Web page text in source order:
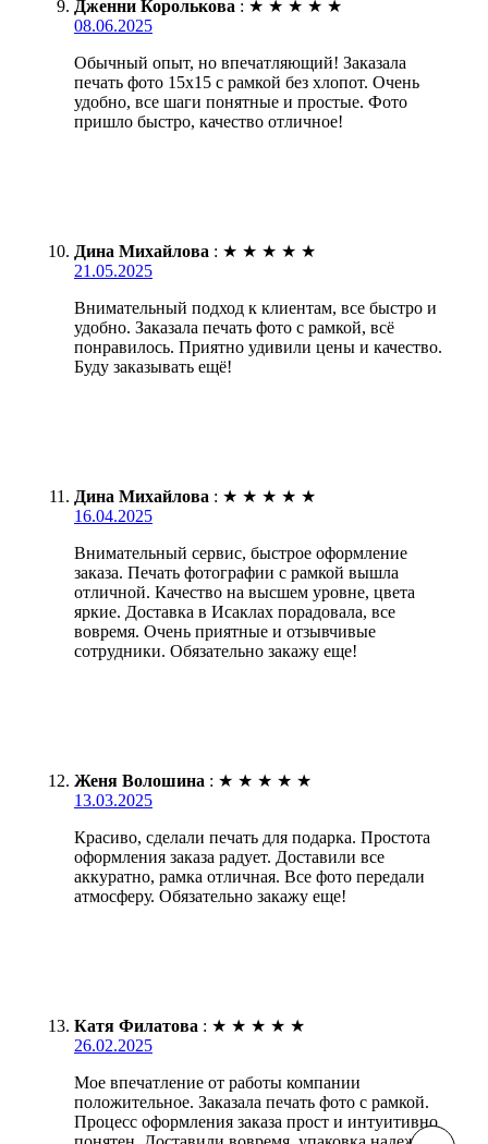
Дженни Королькова : ★ ★ ★ ★ ★
08.06.2025
Обычный опыт, но впечатляющий! Заказала
печать фото 15х15 с рамкой без хлопот. Очень
удобно, все шаги понятные и простые. Фото
пришло быстро, качество отличное!
Дина Михайлова : ★ ★ ★ ★ ★
21.05.2025
Внимательный подход к клиентам, все быстро и
удобно. Заказала печать фото с рамкой, всё
понравилось. Приятно удивили цены и качество.
Буду заказывать ещё!
Дина Михайлова : ★ ★ ★ ★ ★
16.04.2025
Внимательный сервис, быстрое оформление
заказа. Печать фотографии с рамкой вышла
отличной. Качество на высшем уровне, цвета
яркие. Доставка в Исаклах порадовала, все
вовремя. Очень приятные и отзывчивые
сотрудники. Обязательно закажу еще!
Женя Волошина : ★ ★ ★ ★ ★
13.03.2025
Красиво, сделали печать для подарка. Простота
оформления заказа радует. Доставили все
аккуратно, рамка отличная. Все фото передали
атмосферу. Обязательно закажу еще!
Катя Филатова : ★ ★ ★ ★ ★
26.02.2025
Мое впечатление от работы компании
положительное. Заказала печать фото с рамкой.
Процесс оформления заказа прост и интуитивно